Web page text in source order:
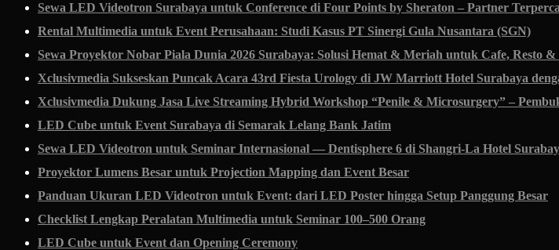
Sewa LED Videotron Surabaya untuk Conference di Four Points by Sheraton – Partner
Rental Multimedia untuk Event Perusahaan: Studi Kasus PT Sinergi Gula Nusantara (SGN)
Sewa Proyektor Nobar Piala Dunia 2026 Surabaya: Solusi Hemat & Meriah untuk Cafe, Resto
Xclusivmedia Sukseskan Puncak Acara 43rd Fiesta Urology di JW Marriott Hotel Surabaya
Xclusivmedia Dukung Jasa Live Streaming Hybrid Workshop “Penile & Microsurgery” –
LED Cube untuk Event Surabaya di Semarak Lelang Bank Jatim
Sewa LED Videotron untuk Seminar Internasional — Dentisphere 6 di Shangri-La Hotel
Proyektor Lumens Besar untuk Projection Mapping dan Event Besar
Panduan Ukuran LED Videotron untuk Event: dari LED Poster hingga Setup Panggung Besar
Checklist Lengkap Peralatan Multimedia untuk Seminar 100–500 Orang
LED Cube untuk Event dan Opening Ceremony